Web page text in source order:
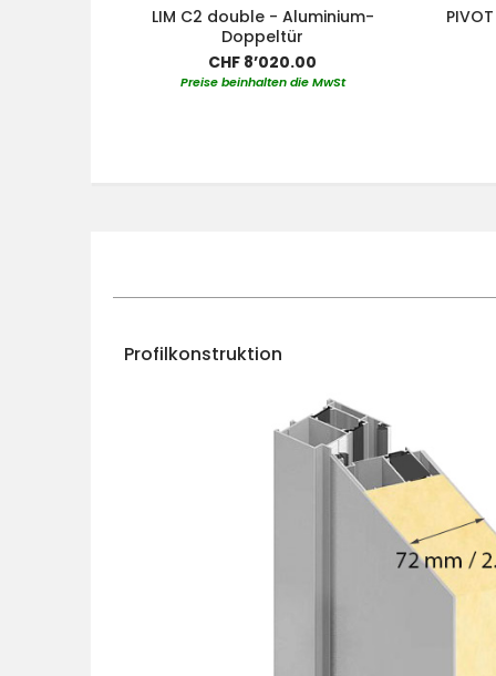
LIM C2 double - Aluminium-
Doppeltür
CHF 8’020.00
Preise beinhalten die MwSt